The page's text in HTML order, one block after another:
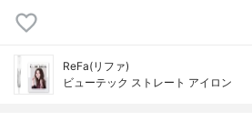
ReFa(リファ)
ビューテック ストレート アイロン